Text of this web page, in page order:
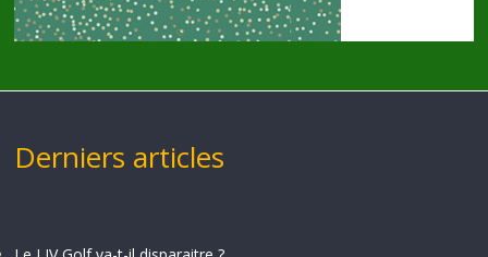
Derniers articles